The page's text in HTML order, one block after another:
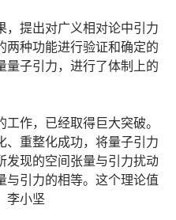
，提出对广义相对论中引力
两种功能进行验证和确定的
量子引力，进行了体制上的
作，已经取得巨大突破。
、重整化成功，将量子引力
发现的空间张量与引力扰动
与引力的相等。这个理论值
李小坚